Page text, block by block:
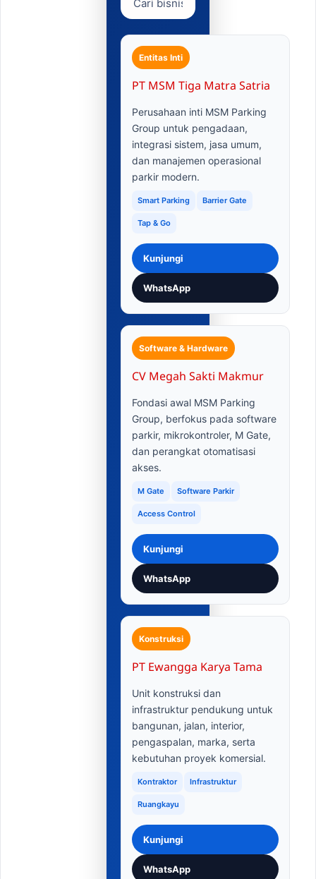
Entitas Inti
PT MSM Tiga Matra Satria
Perusahaan inti MSM Parking
Group untuk pengadaan,
integrasi sistem, jasa umum,
dan manajemen operasional
parkir modern.
Smart Parking Barrier Gate
Tap & Go
Kunjungi
WhatsApp
Software & Hardware
CV Megah Sakti Makmur
Fondasi awal MSM Parking
Group, berfokus pada software
parkir, mikrokontroler, M Gate,
dan perangkat otomatisasi
akses.
M Gate Software Parkir
Access Control
Kunjungi
WhatsApp
Konstruksi
PT Ewangga Karya Tama
Unit konstruksi dan
infrastruktur pendukung untuk
bangunan, jalan, interior,
pengaspalan, marka, serta
kebutuhan proyek komersial.
Kontraktor Infrastruktur
Ruangkayu
Kunjungi
WhatsApp